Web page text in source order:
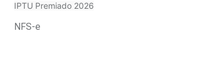
IPTU Premiado 2026
NFS-e